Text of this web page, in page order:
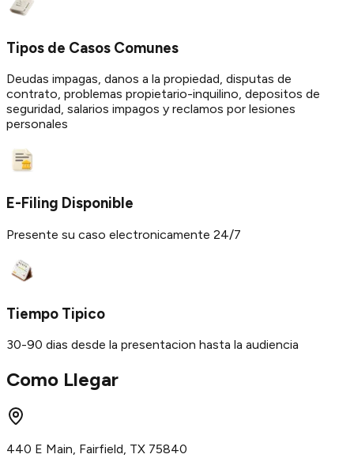
Tipos de Casos Comunes
Deudas impagas, danos a la propiedad, disputas de
contrato, problemas propietario-inquilino, depositos de
seguridad, salarios impagos y reclamos por lesiones
personales
E-Filing Disponible
Presente su caso electronicamente 24/7
Tiempo Tipico
30-90 dias desde la presentacion hasta la audiencia
Como Llegar
440 E Main, Fairfield, TX 75840